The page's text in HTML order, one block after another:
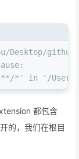
watch"
out/**/
Desktop/
*' in '/
都包含
的，我们在根目